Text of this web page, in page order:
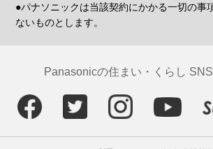
●パナソニックは当該契約にかかる一切の事
ないものとします。
Panasonicの住まい・くらし